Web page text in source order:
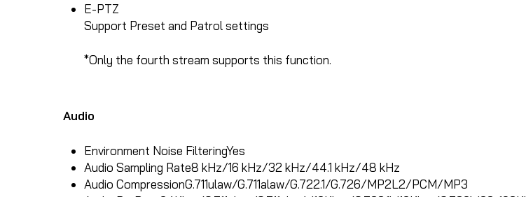
E-PTZ
Support Preset and Patrol settings
*Only the fourth stream supports this function.
Audio
Environment Noise FilteringYes
Audio Sampling Rate8 kHz/16 kHz/32 kHz/44.1 kHz/48 kHz
Audio CompressionG.711ulaw/G.711alaw/G.722.1/G.726/MP2L2/PCM/MP3